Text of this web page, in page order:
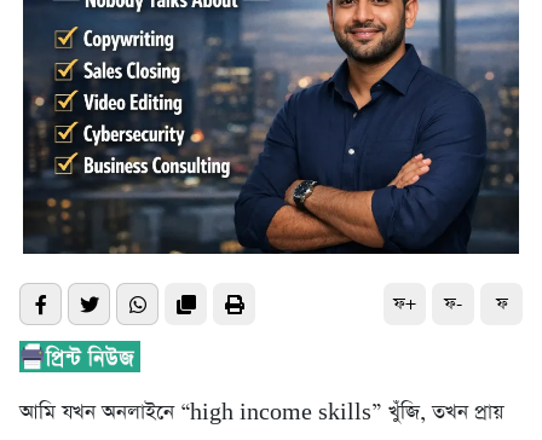
ফ+ ফ- ফ
আমি যখন অনলাইনে “high income skills” খুঁজি, তখন প্রায়